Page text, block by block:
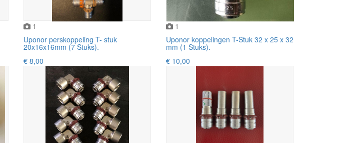
1
Uponor perskoppeling T- stuk
20x16x16mm (7 Stuks).
€ 8,00
1
Uponor koppelingen T-Stuk 32 x 25 x 32
mm (1 Stuks).
€ 10,00